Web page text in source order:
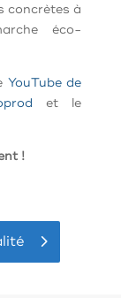
concrètes à
éco-
YouTube de
et le
!